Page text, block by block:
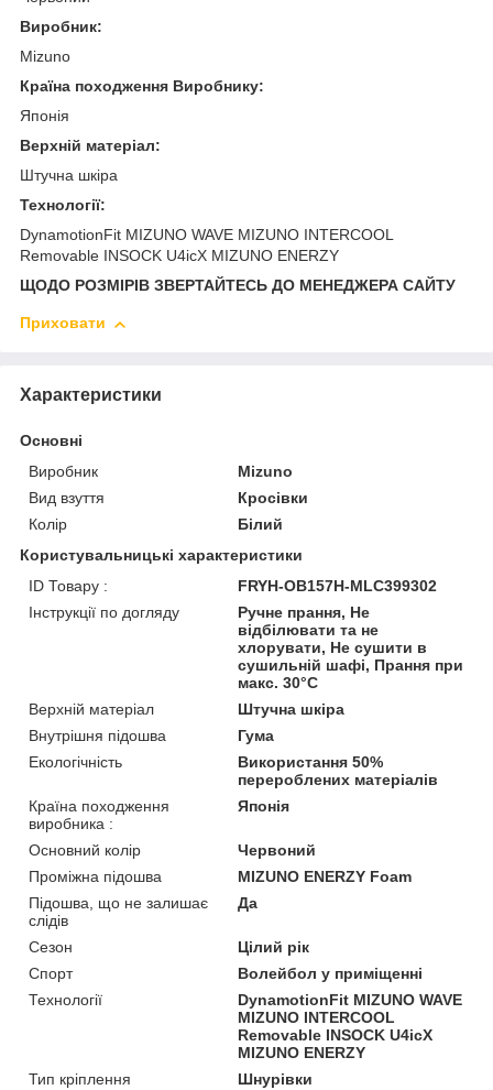
Виробник:
Mizuno
Країна походження Виробнику:
Японія
Верхній матеріал:
Штучна шкіра
Технології:
DynamotionFit MIZUNO WAVE MIZUNO INTERCOOL
Removable INSOCK U4icX MIZUNO ENERZY
ЩОДО РОЗМІРІВ ЗВЕРТАЙТЕСЬ ДО МЕНЕДЖЕРА САЙТУ
Приховати
Характеристики
Основні
Виробник
Mizuno
Вид взуття
Кросівки
Колір
Білий
Користувальницькі характеристики
ID Товару :
FRYH-OB157H-MLC399302
Інструкції по догляду
Ручне прання, Не
відбілювати та не
хлорувати, Не сушити в
сушильній шафі, Прання при
макс. 30°C
Верхній матеріал
Штучна шкіра
Внутрішня підошва
Гума
Екологічність
Використання 50%
перероблених матеріалів
Країна походження
виробника :
Японія
Основний колір
Червоний
Проміжна підошва
MIZUNO ENERZY Foam
Підошва, що не залишає
слідів
Да
Сезон
Цілий рік
Спорт
Волейбол у приміщенні
Технології
DynamotionFit MIZUNO WAVE
MIZUNO INTERCOOL
Removable INSOCK U4icX
MIZUNO ENERZY
Тип кріплення
Шнурівки